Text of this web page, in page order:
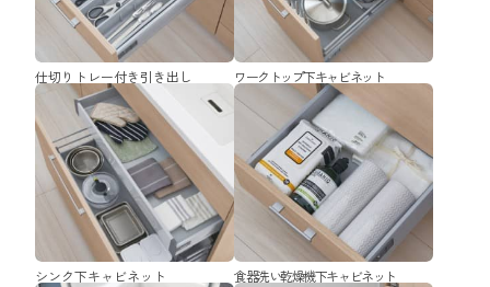
仕切りトレー付き引き出し ワークトップ下キャビネット
シンク下キャビネット 食器洗い乾燥機下キャビネット